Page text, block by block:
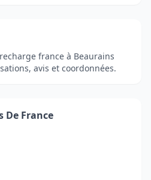
france à Beaurains
avis et coordonnées.
France